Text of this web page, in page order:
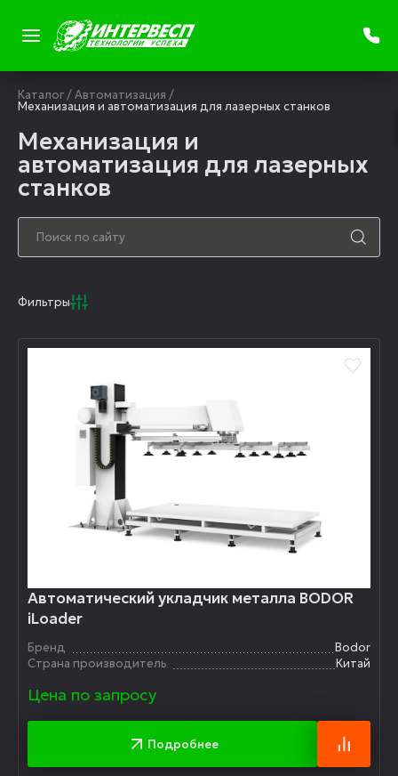
Каталог/Автоматизация /
Механизация и автоматизация для лазерных станков
Механизация и
автоматизация для лазерных
станков
Фильтры
Автоматический укладчик металла BODOR
iLoader
Бренд
Bodor
Страна производитель
Китай
Цена по запросу
Подробнее